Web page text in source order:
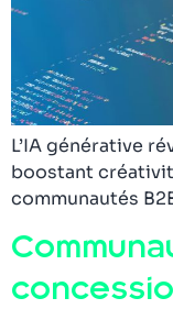
L’IA générative
boostant
communautés